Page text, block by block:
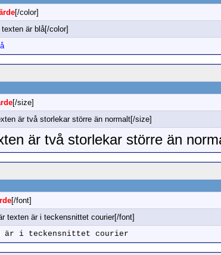
[/color]
är blå[/color]
[/size]
är två storlekar större än normalt[/size]
är två storlekar större än
[/font]
texten är i teckensnittet courier[/font]
är i teckensnittet courier